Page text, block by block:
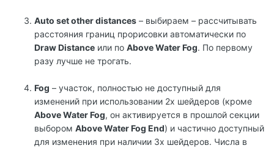
Auto set other distances – выбираем – рассчитывать
расстояния границ прорисовки автоматически по
Draw Distance или по Above Water Fog. По первому
разу лучше не трогать.
Fog – участок, полностью не доступный для
изменений при использовании 2х шейдеров (кроме
Above Water Fog, он активируется в прошлой секции
выбором Above Water Fog End) и частично доступный
для изменения при наличии 3х шейдеров. Числа в